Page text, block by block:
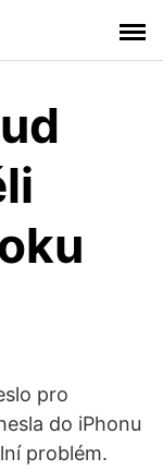
pro
do iPhonu
problém.